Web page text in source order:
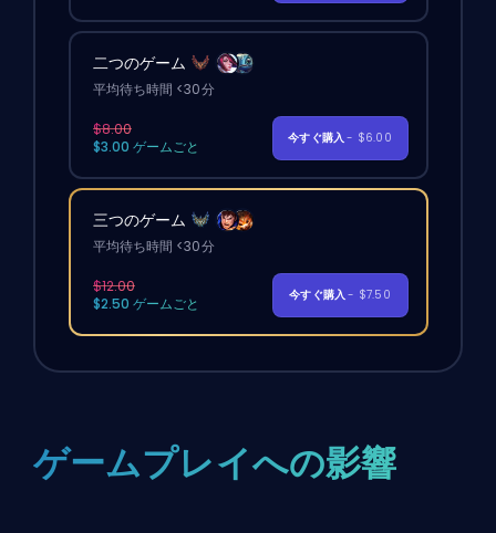
二つのゲーム
平均待ち時間 <30分
$8.00
$3.00 ゲームごと
今すぐ購入- $6.00
三つのゲーム
平均待ち時間 <30分
$12.00
$2.50 ゲームごと
今すぐ購入- $7.50
ゲームプレイへの影響